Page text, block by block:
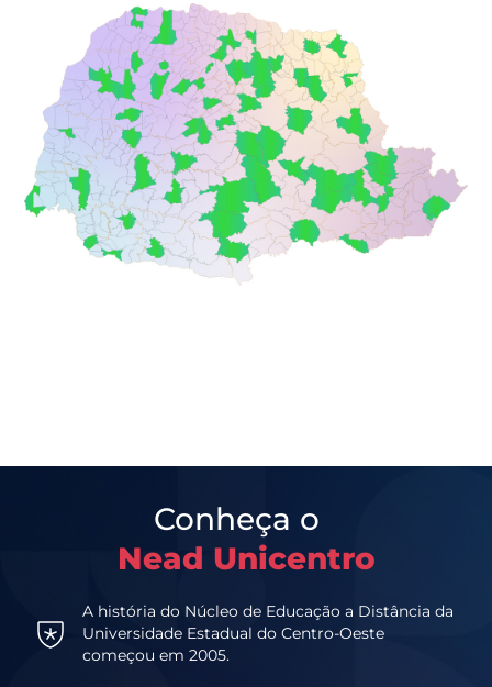
Conheça o
Nead Unicentro
A história do Núcleo de Educação a Distância da
Universidade Estadual do Centro-Oeste
começou em 2005.